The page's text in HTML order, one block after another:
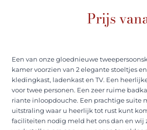
Prijs
Een van onze gloednieuwe
kamer voorzien van 2 elegante stoeltjes
kledingkast, ladenkast en TV. Een
voor twee personen. Een zeer ruime
riante inloopdouche. Een prachtige suite
uitstraling waar u heerlijk tot rust kunt
faciliteiten nodig meld het ons dan en wij